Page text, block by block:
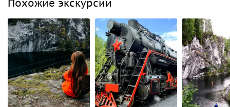
Похожие экскурсии